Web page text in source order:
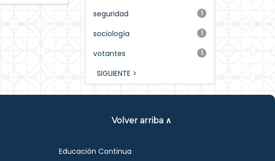
1
seguridad
1
sociología
1
votantes
SIGUIENTE >
Volver arriba ∧
Educación Continua